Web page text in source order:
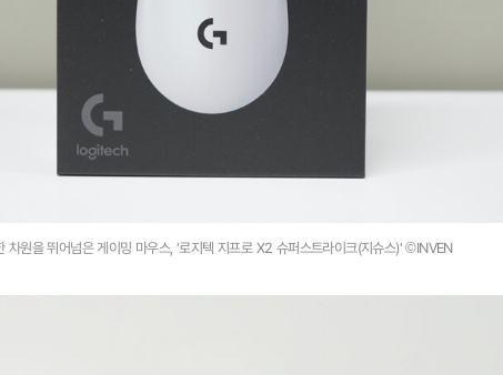
차원을 뛰어넘은 게이밍 마우스, '로지텍 지프로 X2 슈퍼스트라이크(지슈스)' ©INVEN